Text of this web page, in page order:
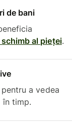
de bani
al pieței.
a vedea
în timp.